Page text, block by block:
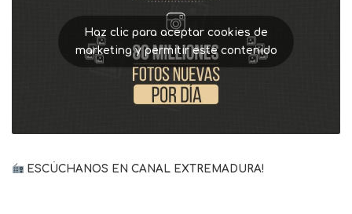
Haz clic para aceptar cookies de
marketing y permitir este contenido
ESCÚCHANOS EN CANAL EXTREMADURA!